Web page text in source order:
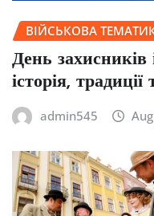
ВІЙСЬКОВА
День захисників
історія,
admin545